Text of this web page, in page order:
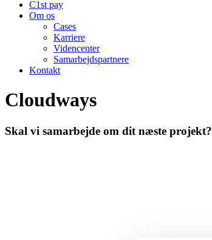
C1st pay
Om os
Cases
Karriere
Videncenter
Samarbejdspartnere
Kontakt
Cloudways
Skal vi samarbejde om dit næste projekt?